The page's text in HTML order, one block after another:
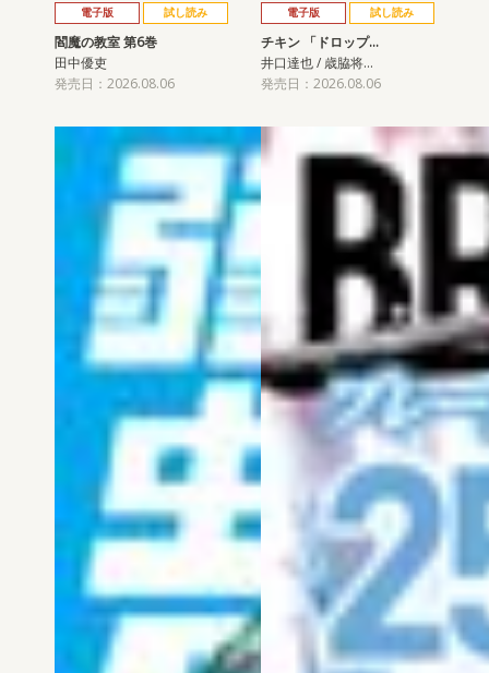
電子版 試し読み
閻魔の教室 第6巻
田中優吏
発売日：2026.08.06
電子版 試し読み
チキン 「ドロップ…
井口達也 / 歳脇将…
発売日：2026.08.06